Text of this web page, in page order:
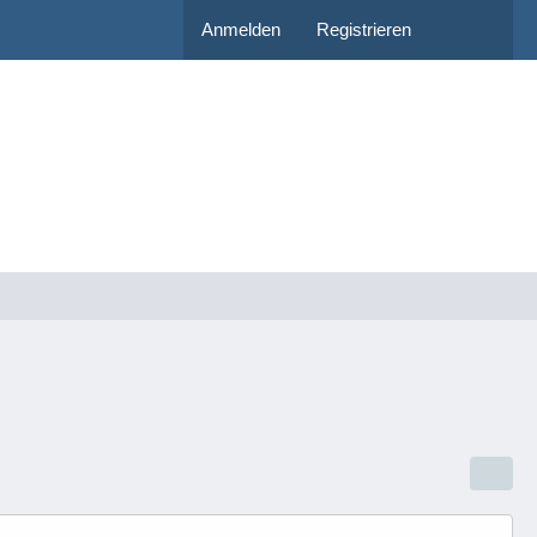
Anmelden Registrieren